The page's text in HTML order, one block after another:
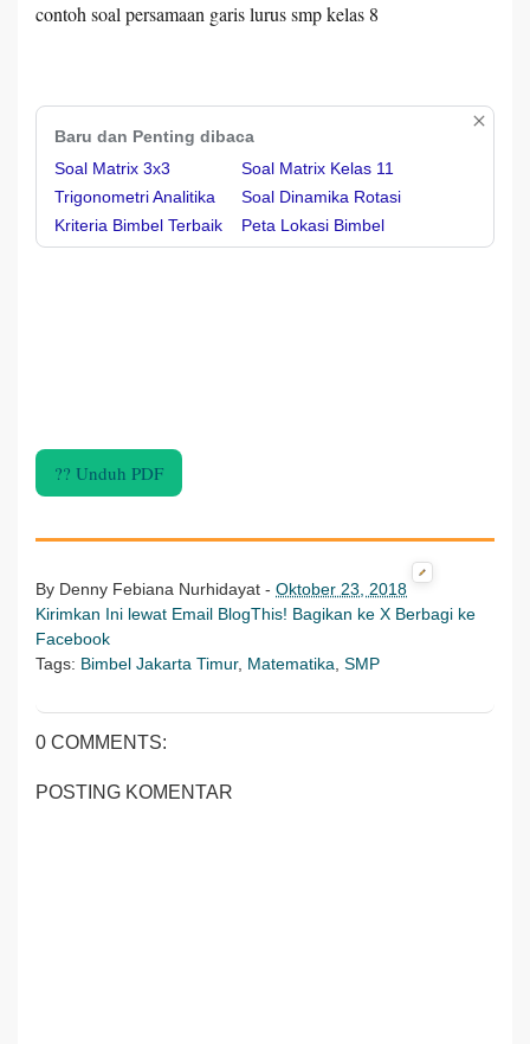
contoh soal persamaan garis lurus smp kelas 8
Baru dan Penting dibaca
Soal Matrix 3x3
Trigonometri Analitika
Kriteria Bimbel Terbaik
Soal Matrix Kelas 11
Soal Dinamika Rotasi
Peta Lokasi Bimbel
?? Unduh PDF
By Denny Febiana Nurhidayat - Oktober 23, 2018
Kirimkan Ini lewat Email BlogThis! Bagikan ke X Berbagi ke
Facebook
Tags: Bimbel Jakarta Timur, Matematika SMP
0 COMMENTS:
POSTING KOMENTAR